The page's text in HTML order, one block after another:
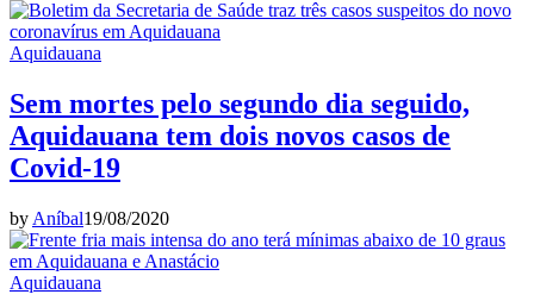
Aquidauana
Sem mortes pelo segundo dia seguido,
Aquidauana tem dois novos casos de
Covid-19
by Aníbal19/08/2020
Aquidauana